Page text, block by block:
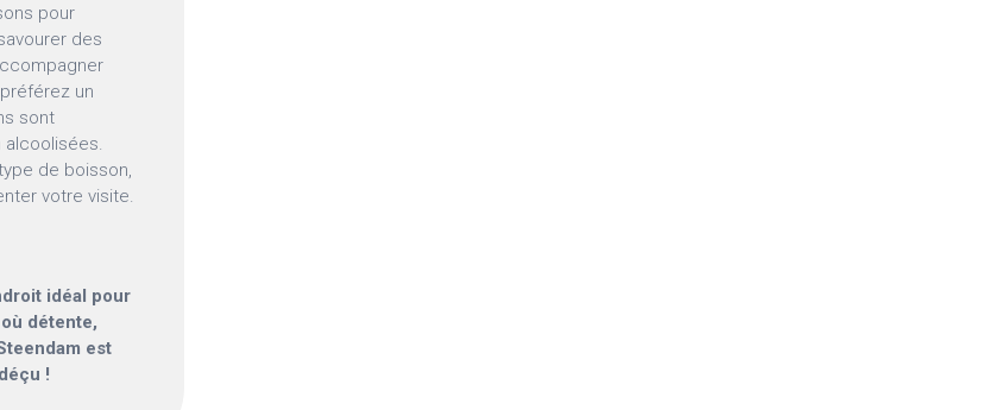
pour
des
un
sont
de boisson,
votre visite.
idéal pour
détente,
est
!